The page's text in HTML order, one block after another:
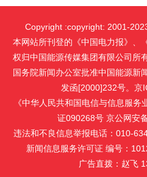
Copyright :copyright: 2001-
本网站所刊登的《中国电力报》、
权归中国能源传媒集团有限公司所
国务院新闻办公室批准中国能源新
发函[2000]232号。京
《中华人民共和国电信与信息服
证090268号 京公网安
违法和不良信息举报电话：010-
新闻信息服务许可证 编号：
广告直拨：赵飞